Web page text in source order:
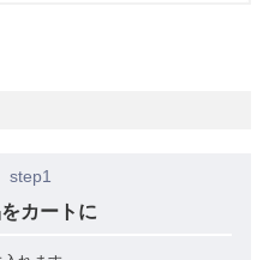
step1
カートに